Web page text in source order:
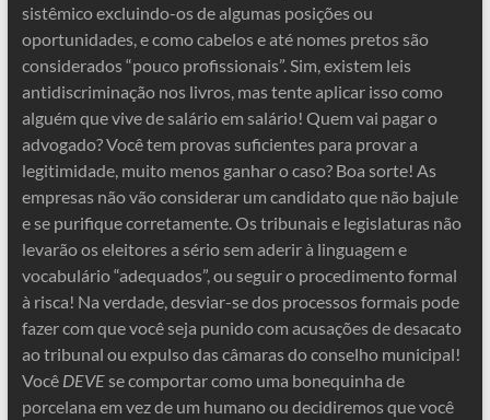
sistêmico excluindo-os de algumas posições ou
oportunidades, e como cabelos e até nomes pretos são
considerados “pouco profissionais”. Sim, existem leis
antidiscriminação nos livros, mas tente aplicar isso como
alguém que vive de salário em salário! Quem vai pagar o
advogado? Você tem provas suficientes para provar a
legitimidade, muito menos ganhar o caso? Boa sorte! As
empresas não vão considerar um candidato que não bajule
e se purifique corretamente. Os tribunais e legislaturas não
levarão os eleitores a sério sem aderir à linguagem e
vocabulário “adequados”, ou seguir o procedimento formal
à risca! Na verdade, desviar-se dos processos formais pode
fazer com que você seja punido com acusações de desacato
ao tribunal ou expulso das câmaras do conselho municipal!
Você DEVEse comportar como uma bonequinha de
porcelana em vez de um humano ou decidiremos que você